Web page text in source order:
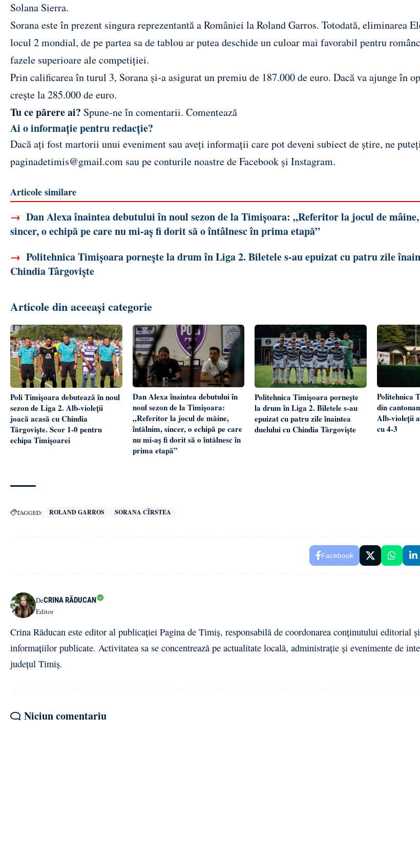
Solana Sierra.
Sorana este în prezent singura reprezentantă a României la Roland Garros. Totodată, eliminarea
locul 2 mondial, de pe partea sa de tablou ar putea deschide un culoar mai favorabil pentru
fazele superioare ale competiției.
Prin calificarea în turul 3, Sorana și-a asigurat un premiu de 187.000 de euro. Dacă va ajunge în
crește la 285.000 de euro.
Tu ce părere ai? Spune-ne în comentarii. Comentează
Ai o informație pentru redacție?
Dacă ați fost martorii unui eveniment sau aveți informații care pot deveni subiect de știre, ne
paginadetimis@gmail.com sau pe conturile noastre deFacebook și Instagram.
Articole similare
→ Dan Alexa înaintea debutului în noul sezon de la Timișoara: „Referitor la jocul de
sincer, o echipă pe care nu mi-aș fi dorit să o întâlnesc în prima etapă”
→ Politehnica Timișoara pornește la drum în Liga 2. Biletele s-au epuizat cu patru zile
Chindia Târgoviște
Articole din aceeași categorie
Poli Timișoara debutează în noul
sezon de Liga 2. Alb-violeții
joacă acasă cu Chindia
Târgoviște. Scor 1-0 pentru
echipa Timișoarei
Dan Alexa înaintea debutului în
noul sezon de la Timișoara:
„Referitor la jocul de mâine,
întâlnim, sincer, o echipă pe care
nu mi-aș fi dorit să o întâlnesc în
prima etapă”
Politehnica Timișoara pornește
la drum în Liga 2. Biletele s-au
epuizat cu patru zile înaintea
duelului cu Chindia Târgoviște
Politehnica
din
Alb-violeții
cu 4-3
TAGGED: ROLAND GARROS SORANA CÎRSTEA
Facebook
DeCRINA RĂDUCAN
Editor
Crina Răducan este editor al publicației Pagina de Timiș, responsabilă de coordonarea conținutului editorial
informațiilor publicate. Activitatea sa se concentrează pe actualitate locală, administrație și evenimente de
județul Timiș.
Niciun comentariu